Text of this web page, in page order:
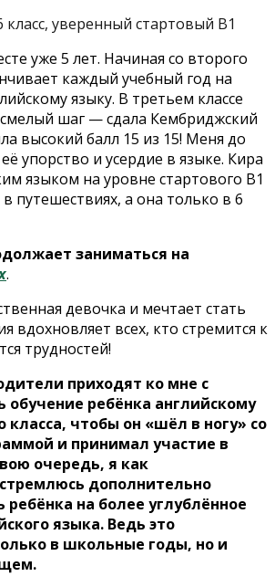
уверенный стартовый В1
уже 5 лет. Начиная со второго
каждый учебный год на
языку. В третьем классе
шаг — сдала Кембриджский
высокий балл 15 из 15! Меня до
упорство и усердие в языке. Кира
языком на уровне стартового В1
путешествиях, а она только в 6
заниматься на
.
девочка и мечтает стать
вдохновляет всех, кто стремится к
трудностей!
приходят ко мне с
обучение ребёнка английскому
класса, чтобы он «шёл в ногу» со
и принимал участие в
очередь, я как
дополнительно
на более углублённое
языка. Ведь это
в школьные годы, но и